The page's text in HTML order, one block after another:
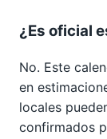
¿Es oficial
No. Este
en
locales
confirmados